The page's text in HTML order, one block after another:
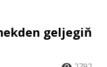
geljegiň